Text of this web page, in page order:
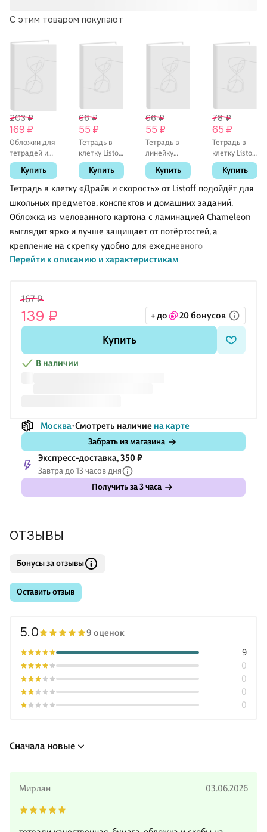
Тетрадь в клетку «Драйв и скорость» от Listoff подойдёт для
школьных предметов, конспектов и домашних заданий.
Обложка из мелованного картона с ламинацией Chameleon
выглядит ярко и лучше защищает от потёртостей, а
крепление на скрепку удобно для ежедневного
использования. Офсетная бумага 60 г/м² подходит для
ассортименте, выбор конкретного дизайна недоступен.
Перейти к описанию и характеристикам
С этим товаром покупают
203 ₽
169 ₽
Обложки для
тетрадей и
дневников,
100 мкм,
210х350 мм,
Топ-Спин, 10
штук
Купить
66 ₽
55 ₽
Тетрадь в
клетку Listoff
«Классическая
серия» в
ассортименте,
18 листов
Купить
66 ₽
55 ₽
Тетрадь в
линейку
Listoff
«Классическая
серия» в
18 листов
Купить
78 ₽
65 ₽
Тетрадь в
клетку Listoff
«Классическая
серия» в
ассортименте,
Купить
167 ₽
139 ₽ + до 20 бонусов
Купить
В наличии
Москва Смотреть наличие на карте
Забрать из магазина
Экспресс-доставка, 350 ₽
Завтра до 13 часов дня
Получить за 3 часа
ОТЗЫВЫ
Бонусы за отзывы
Оставить отзыв
5.0 9 оценок
0
0
0
0
9
Сначала новые
Мирлан 03.06.2026